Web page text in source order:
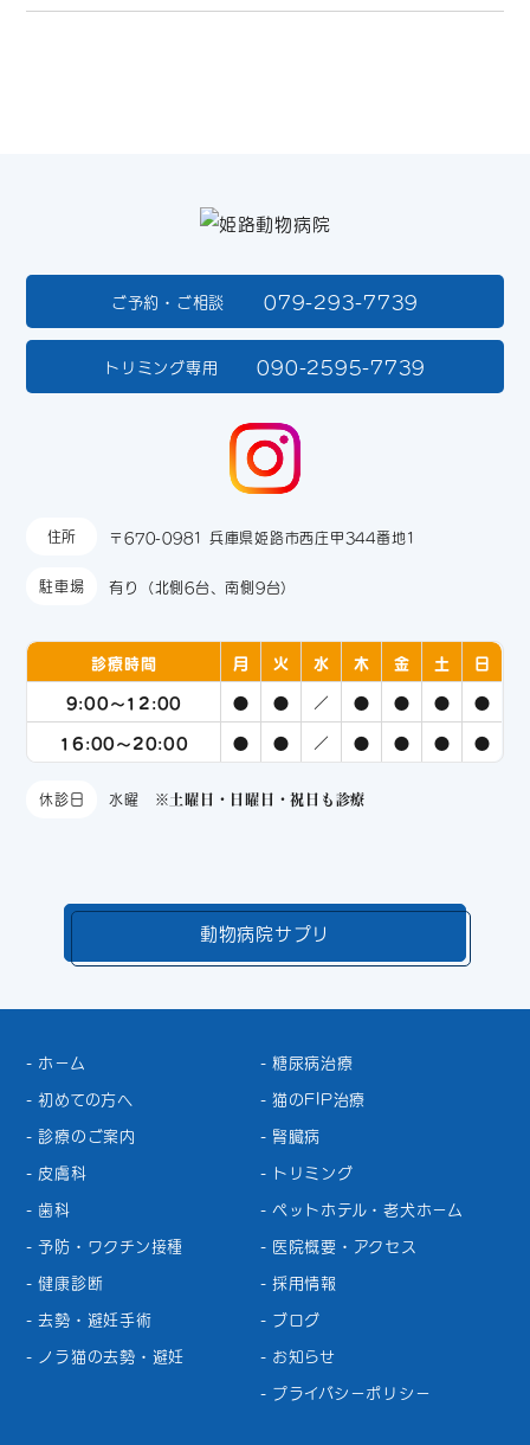
ご予約・ご相談 079-293-7739
トリミング専用 090-2595-7739
住所
〒670-0981 兵庫県姫路市西庄甲344番地1
駐車場
有り（北側6台、南側9台）
診療時間 月 火 水 木 金 土
日
9:00～12:00
● ● ／ ● ● ● ●
16:00～20:00 ● ● ／ ● ● ● ●
休診日 水曜 ※土曜日・日曜日・祝日も診療
動物病院サプリ
ホーム
初めての方へ
診療のご案内
皮膚科
歯科
予防・ワクチン接種
健康診断
去勢・避妊手術
ノラ猫の去勢・避妊
糖尿病治療
猫のFIP治療
腎臓病
トリミング
ペットホテル・老犬ホーム
医院概要・アクセス
採用情報
ブログ
お知らせ
プライバシーポリシー